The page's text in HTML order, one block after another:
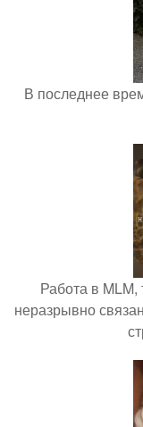
В последнее
Работа в MLM,
неразрывно